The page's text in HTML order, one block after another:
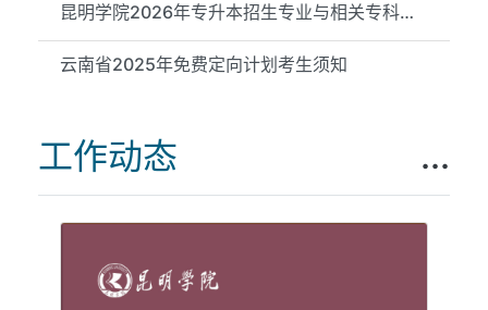
昆明学院2026年专升本招生专业与相关专科专业对应关系公示
云南省2025年免费定向计划考生须知
工作动态 ...